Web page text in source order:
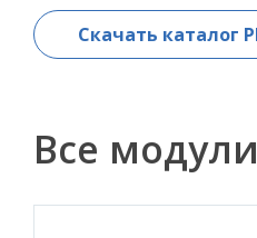
Скачать каталог
Все